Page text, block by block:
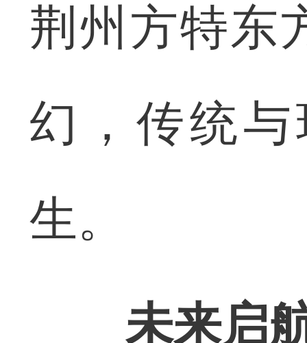
荆州方特东
幻，传统
生。
未来启